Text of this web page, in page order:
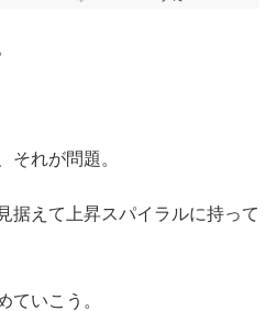
それが問題。
据えて上昇スパイラルに持って
ていこう。